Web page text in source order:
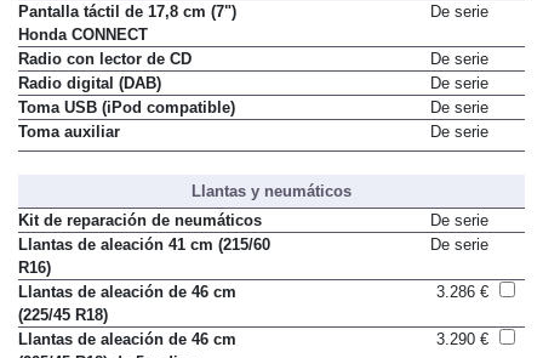
Pantalla táctil de 17,8 cm (7")
Honda CONNECT
De serie
Radio con lector de CD
De serie
Radio digital (DAB)
De serie
Toma USB (iPod compatible)
De serie
Toma auxiliar
De serie
Llantas y neumáticos
Kit de reparación de neumáticos
De serie
Llantas de aleación 41 cm (215/60
R16)
De serie
Llantas de aleación de 46 cm
(225/45 R18)
3.286 €
Llantas de aleación de 46 cm
3.290 €